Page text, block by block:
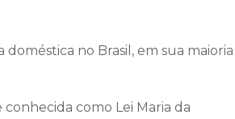
no Brasil, em sua maioria
conhecida como Lei Maria da